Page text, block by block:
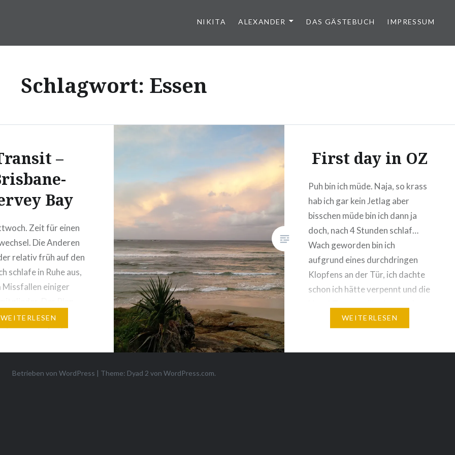
NIKITA ALEXANDER DAS GÄSTEBUCH IMPRESSUM
Schlagwort: Essen
–
Bay
Zeit für einen
Die Anderen
relativ früh auf den
schlafe in Ruhe aus,
Missfallen einiger
9:30 Uhr aus dem
raus zu sein, dann
rüber aufs…
WEITERLESEN
First day in OZ
Puh bin ich müde. Naja, so krass
hab ich gar kein Jetlag aber
bisschen müde bin ich dann ja
doch, nach 4 Stunden schlaf…
Wach geworden bin ich
aufgrund eines durchdringen
Klopfens an der Tür, ich dachte
schon ich hätte verpennt und die
machen, aber statt freundlicher
WEITERLESEN
Betrieben von WordPress | Theme: Dyad 2 von WordPress.com.